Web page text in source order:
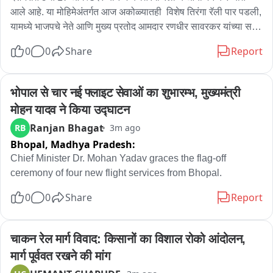
आले आहे. या मोहिमेअंतर्गत आज अकोळ्यातही  विशेष तिरंगा रॅली पार पडली,
यामध्ये भाजपचे नेते आणि मुख्य प्रतोद आमदार रणधीर सावरकर यांच्या सह
होते..यावेळी सर्वांनी हातात तिरंगा घेऊन सहभागी झाले होते. या रॅलीत शेकडो
मोठे नियोजन केले.. अकोला शहरातील प्रत्येक मुख्य मार्गावरून दुचाकीवर
अनेकांनी या रॅलीत सहभाग घेतला.. या रॅलीच्या समारोप वेळी अनेकांचा
सत्कार यावेळी करण्यात आला..गेल्या काही दिवसांत नीट  परीक्षांचा गोंधळ
आणि शैक्षणिक मुद्द्यांवरून केंद्रीय शिक्षण मंत्री धर्मेंद्र प्रधान यांच्या
राजीनाम्याची मागणी करत देशभरातील तरुणाईने मोठे आंदोलन उभारले होते.
या पार्श्वभूमीवर, तरुणांमधील असंतोष दूर करून त्यांना पुन्हा पक्षाकडे
आकर्षित करण्यासाठी भाजपने या 'तिरंगा रॅली'चे आयोजन प्रत्येक जिल्ह्यात
उत्साह आणि देशभक्तीच्या भावनेच्या माध्यमातून तरुण वर्गाला एकत्र आणत,
0 0 Share Report
भोपाल से चार नई फ्लाइट सेवाओं का शुभारम्भ, मुख्यमंत्री
मोहन यादव ने किया उद्घाटन
RB Ranjan Bhagat 3m ago
Bhopal, Madhya Pradesh:
Chief Minister Dr. Mohan Yadav graces the flag-off
ceremony of four new flight services from Bhopal.
0 0 Share Report
चाकन रेल मार्ग विवाद: किसानों का विशाल रोको आंदोलन,
मार्ग पूर्ववत रखने की मांग